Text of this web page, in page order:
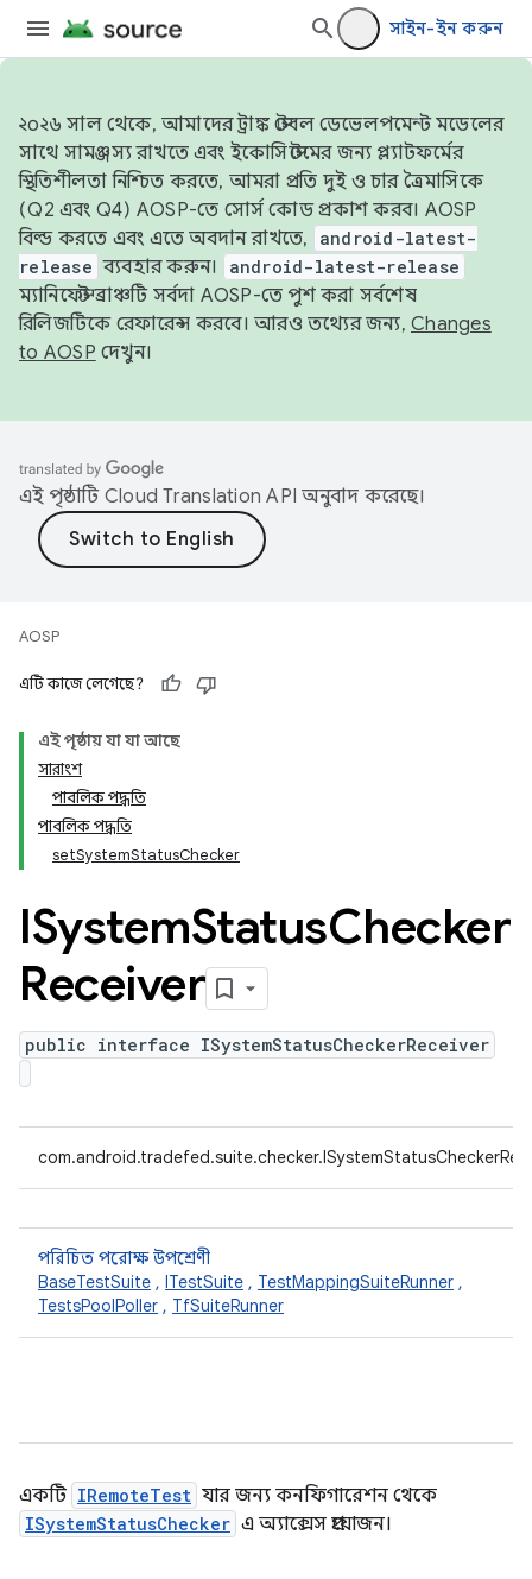
সাইন-ইন করুন
২০২৬ সাল থেকে, আমাদের ট্রাঙ্ক স্টেবল ডেভেলপমেন্ট মডেলের
সাথে সামঞ্জস্য রাখতে এবং ইকোসিস্টেমের জন্য প্ল্যাটফর্মের
স্থিতিশীলতা নিশ্চিত করতে, আমরা প্রতি দুই ও চার ত্রৈমাসিকে
(Q2 এবং Q4) AOSP-তে সোর্স কোড প্রকাশ করব। AOSP
বিল্ড করতে এবং এতে অবদান রাখতে,
android-latest-
release ব্যবহার করুন। android-latest-release
ম্যানিফেস্ট ব্রাঞ্চটি সর্বদা AOSP-তে পুশ করা সর্বশেষ
রিলিজটিকে রেফারেন্স করবে। আরও তথ্যের জন্য, Changes
to AOSP দেখুন।
এই পৃষ্ঠাটি Cloud Translation API অনুবাদ করেছে।
AOSP
এটি কাজে লেগেছে?
এই পৃষ্ঠায় যা যা আছে
সারাংশ
পাবলিক পদ্ধতি
পাবলিক পদ্ধতি
setSystemStatusChecker
ISystemStatusChecker
Receiver
public interface ISystemStatusCheckerReceiver
পরিচিত পরোক্ষ উপশ্রেণী
BaseTestSuite , ITestSuite , TestMappingSuiteRunner ,
TestsPoolPoller , TfSuiteRunner
একটি IRemoteTest যার জন্য কনফিগারেশন থেকে
ISystemStatusChecker এ অ্যাক্সেস প্রয়োজন।